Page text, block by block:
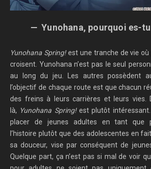
— Yunohana, pourquoi es-
Yunohana Spring!est une tranche de vie
croisent. Yunohana n’est pas le seul
au long du jeu. Les autres possèdent
l’objectif de chaque route est que chacun
des freins à leurs carrières et leurs vies.
là, Yunohana Spring!est plutôt
placer de jeunes adultes en tant que
l’histoire plutôt que des adolescentes en
sa douceur, vise par conséquent de
Quelque part, ça n’est pas si mal de voir